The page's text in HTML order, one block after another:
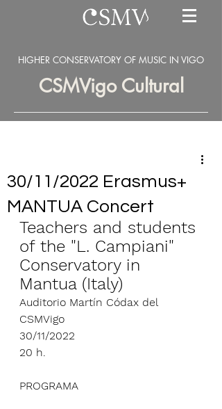
HIGHER CONSERVATORY OF MUSIC IN VIGO
CSMVigo Cultural
30/11/2022 Erasmus+
MANTUA Concert
Teachers and students
of the "L. Campiani"
Conservatory in
Mantua (Italy)
Auditorio Martín Códax del
CSMVigo
30/11/2022
20 h.
PROGRAMA